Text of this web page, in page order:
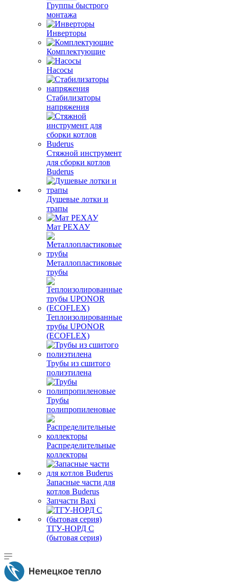
Группы быстрого
монтажа
Инверторы
Комплектующие
Насосы
Стабилизаторы
напряжения
Стяжной инструмент
для сборки котлов
Buderus
Душевые лотки и
трапы
Мат РЕХАУ
Металлопластиковые
трубы
Теплоизолированные
трубы UPONOR
(ECOFLEX)
Трубы из сшитого
полиэтилена
Трубы
полипропиленовые
Распределительные
коллекторы
Запасные части для
котлов Buderus
Запчасти Baxi
ТГУ-НОРД С
(бытовая серия)